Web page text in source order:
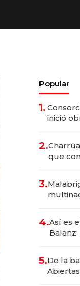
Popular
1.
inició
2.
que
3.
4.Así es
5.De la